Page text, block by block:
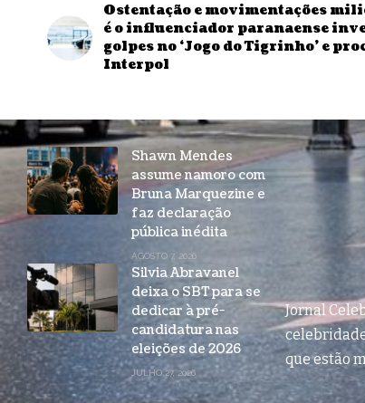
Ostentação e movimentações
é o influenciador paranaense
golpes no ‘Jogo do Tigrinho’ e
Interpol
Shawn Mendes
assume namoro com
Bruna Marquezine e
faz declaração
pública inédita
AGOSTO 7, 2026
Silvia Abravanel
deixa o SBT para se
dedicar à pré-
candidatura nas
eleições de 2026
JULHO 27, 2026
Jornal
que estão